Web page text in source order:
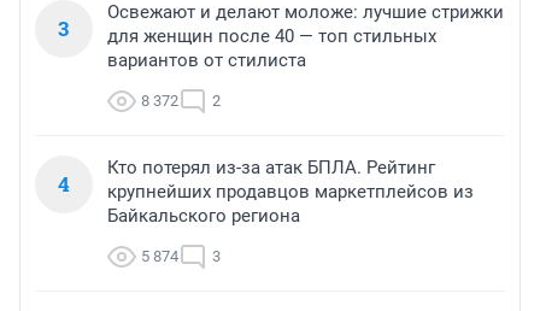
3
Освежают и делают моложе: лучшие стрижки
для женщин после 40 — топ стильных
вариантов от стилиста
8 372 2
4
Кто потерял из-за атак БПЛА. Рейтинг
крупнейших продавцов маркетплейсов из
Байкальского региона
5 874 3